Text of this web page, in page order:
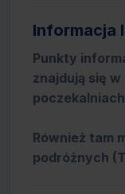
Informacja
Punkty
znajdują się
Również tam
podróżnych